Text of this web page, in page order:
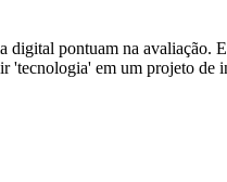
pontuam na avaliação.
'tecnologia' em um projeto